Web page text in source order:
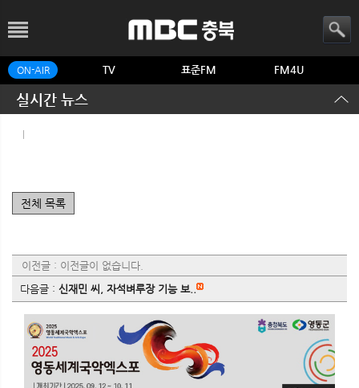
ON-AIR TV 표준FM FM4U
실시간 뉴스
전체 목록
이전글 : 이전글이 없습니다.
다음글 : 신재민 씨, 자석벼루장 기능 보..